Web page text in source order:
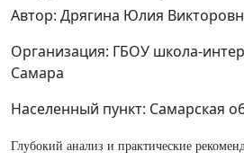
Автор: Дрягина Юлия
Организация: ГБОУ школа-
Самара
Населенный пункт: Самарская
Глубокий анализ и практические